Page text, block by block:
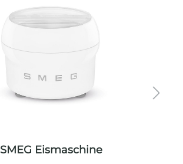
SMEG Eismaschine